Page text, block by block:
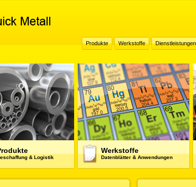
& Logistik
Werkstoffe
Datenblätter & Anwendungen
Produkte Werkstoffe Dienstleistungen